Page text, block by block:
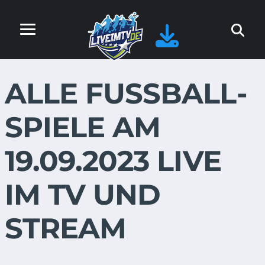
ALLE FUSSBALL-S
PIELE AM 1
9.09.2023 LIVE I
M TV UND S
TREAM